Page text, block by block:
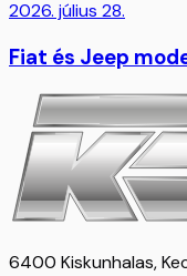
2026. július 28.
Fiat és Jeep
6400 Kiskunhalas,